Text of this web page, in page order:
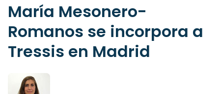
María Mesonero-
Romanos se incorpora a
Tressis en Madrid